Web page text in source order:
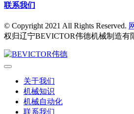
联系我们
© Copyright 2021 All Rights Reserved.
权归辽宁BEVICTOR伟德机械制造有
关于我们
机械知识
机械自动化
联系我们